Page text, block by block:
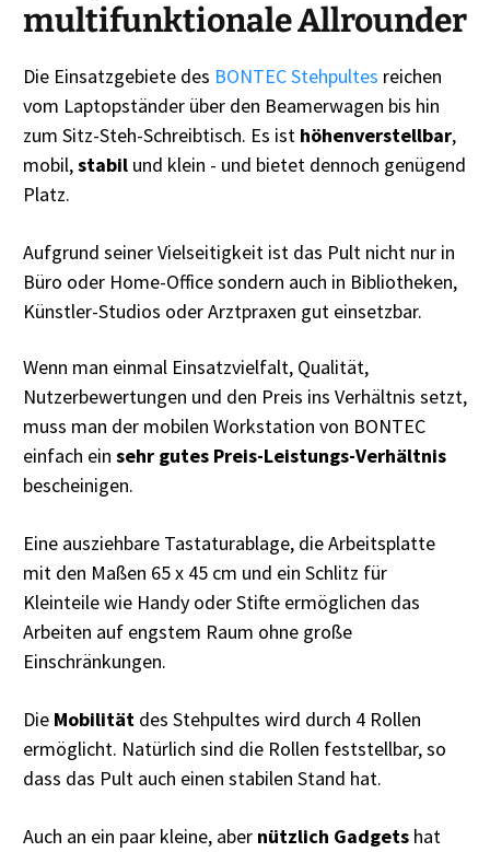
multifunktionale Allrounder
Die Einsatzgebiete des BONTEC Stehpultes reichen
vom Laptopständer über den Beamerwagen bis hin
zum Sitz-Steh-Schreibtisch. Es ist höhenverstellbar,
mobil,stabil und klein - und bietet dennoch genügend
Platz.
Aufgrund seiner Vielseitigkeit ist das Pult nicht nur in
Büro oder Home-Office sondern auch in Bibliotheken,
Künstler-Studios oder Arztpraxen gut einsetzbar.
Wenn man einmal Einsatzvielfalt, Qualität,
Nutzerbewertungen und den Preis ins Verhältnis setzt,
muss man der mobilen Workstation von BONTEC
einfach ein sehr gutes Preis-Leistungs-Verhältnis
bescheinigen.
Eine ausziehbare Tastaturablage, die Arbeitsplatte
mit den Maßen 65 x 45 cm und ein Schlitz für
Kleinteile wie Handy oder Stifte ermöglichen das
Arbeiten auf engstem Raum ohne große
Einschränkungen.
Die Mobilität des Stehpultes wird durch 4 Rollen
ermöglicht. Natürlich sind die Rollen feststellbar, so
dass das Pult auch einen stabilen Stand hat.
Auch an ein paar kleine, aber nützlich Gadgets hat